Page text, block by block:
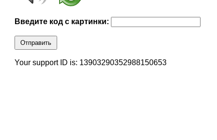
Введите код с картинки:
Отправить
Your support ID is: 13903290352988150653